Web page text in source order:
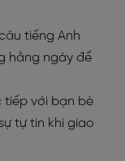
tiếng Anh
hằng ngày để
tiếp với bạn bè
tự tin khi giao